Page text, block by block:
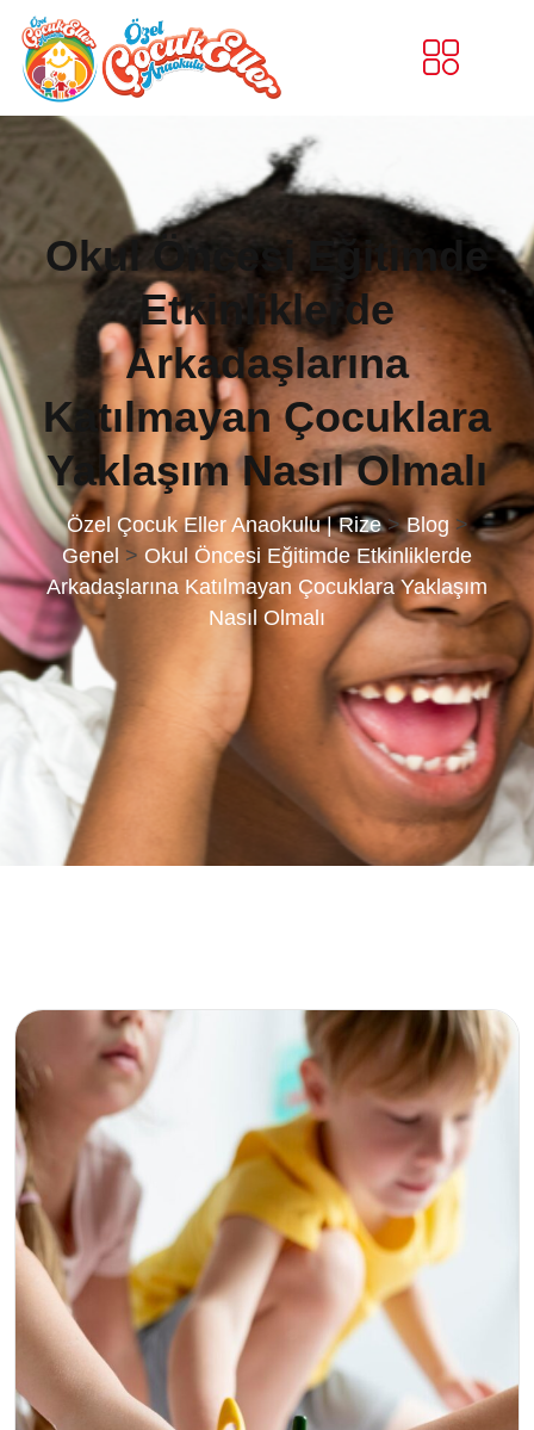
Okul Öncesi Eğitimde
Etkinliklerde
Arkadaşlarına
Katılmayan Çocuklara
Yaklaşım Nasıl Olmalı
Özel Çocuk Eller Anaokulu | Rize>Blog >
Genel > Okul Öncesi Eğitimde Etkinliklerde
Arkadaşlarına Katılmayan Çocuklara Yaklaşım
Nasıl Olmalı